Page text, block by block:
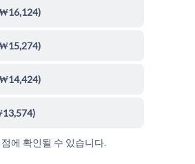
)
)
)
)
에 확인될 수 있습니다.